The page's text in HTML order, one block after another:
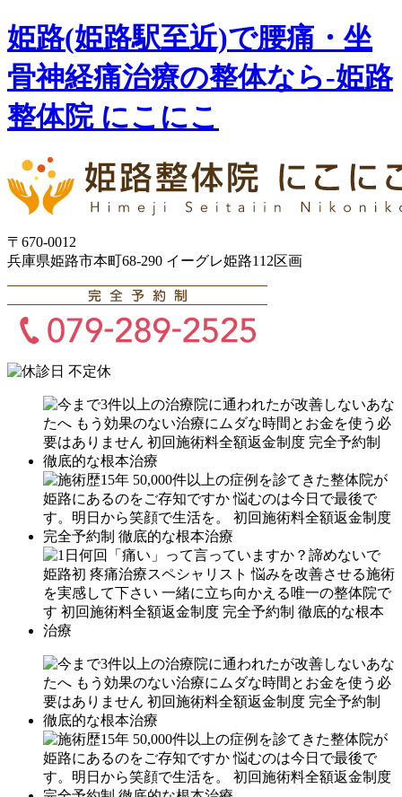
姫路(姫路駅至近)で腰痛・坐
骨神経痛治療の整体なら-姫路
整体院 にこにこ
〒670-0012
兵庫県姫路市本町68-290 イーグレ姫路112区画